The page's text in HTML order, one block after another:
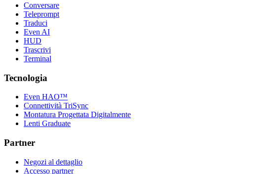
Conversare
Teleprompt
Traduci
Even AI
HUD
Trascrivi
Terminal
Tecnologia
Even HAO™
Connettività TriSync
Montatura Progettata Digitalmente
Lenti Graduate
Partner
Negozi al dettaglio
Accesso partner